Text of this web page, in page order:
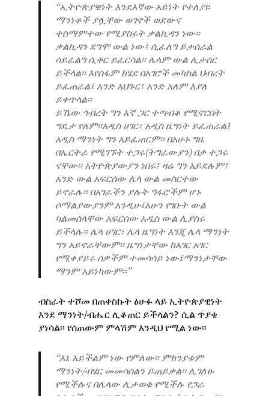
“ኢትዮጵያዊነት እንደእኛው አይነት የተለያዩ
ማንነቶች ያሏቸው ወገኖች ወደውና
ተስማምተው የሚያስሩት ቃልኪዳን ነው፡፡
ቃልኪዳን ደግሞ ውል ነው፤ ሲፈለግ ይታሰራል
ሳይፈልግ ሲቀር ይፈርሳል፡፡ ሌላም ውል ሊታሰር
ይችላል፡፡ እየሰፋም ከሄደ በአገሮች መካከል ህብረት
ይፈጠራል፤ አንድ አህጉር፣ አንድ አለም እያለ
ይቀጥላል፡፡
ይኼው ኅብረት ግን እኛ ጋር ተጣብቆ የሚኖርበት
ግዴታ የለም፡፡አዲስ ሀገር፣ አዲስ ዜግነት ይፈጠራል፤
አዲስ ማንነት ግን አይፈጠርም፡፡ በአሁኑ ግዜ
በኤርትራ የሚገኙት ተጋሩ(ትግራውያን) በቃ ተጋሩ
ናቸው፡፡ አትዮጵያውያን ነበሩ፤ ዛሬ ግን አይደሉም፤
አንድ ውል አፍርሰው ሌላ ውል መስርተው
ይኖራሉ፡፡ በአገራችን ያሉት ዓፋሮችም ሆኑ
ሶማልያውያንም አንዲሁ፤አሁን የገቡት ውል
ካልመሰላቸው አፍርሰው አዲስ ውል ሊያስሩ
ይችላሉ፡፡ ሌላ ሀገር፣ ሌላ ዜግነት እንጂ ሌላ ማንነት
ግን አይኖራቸውም፡፡ ዜግነታቸው ከአገር አገር
የሚቀያይሩ ሰዎችም ተመሳሳይ ነው፤ማንነታቸው
ማንም አይነካውም፡፡”
ብስራት ተሾመ በጠቀስኩት ፅሁፉ ላይ ኢትዮጵያዊነት
እንደ ማንነት/ብሔር ሊቆጠር ይችላልን? ሲል ጥያቄ
ያነሳል፡፡ የሰጠውም ምላሽም እንዲህ የሚል ነው፡፡
“እኔ አይችልም ነው የምለው፡፡ ምክንያቱም
ማንነት/ብሄር መመሳሰልን ይጠይቃል፡፡ ሊገለፁ
የሚችሉና በሌላው ሊታወቁ የሚችሉ የጋራ